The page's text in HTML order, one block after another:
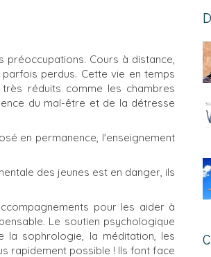
Cours à distance,
perdus. Cette vie en temps
réduits comme les chambres
du mal-être et de la détresse
en permanence, l'enseignement
des jeunes est en danger, ils
pour les aider à
Le soutien psychologique
la sophrologie, la méditation, les
rapidement possible ! Ils font face